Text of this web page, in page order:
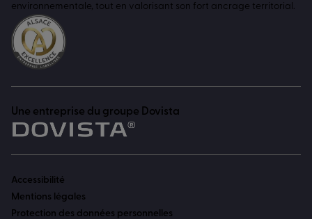
environnementale, tout en valorisant son fort ancrage territorial.
Une entreprise du groupe Dovista
Accessibilité
Mentions légales
Protection des données personnelles